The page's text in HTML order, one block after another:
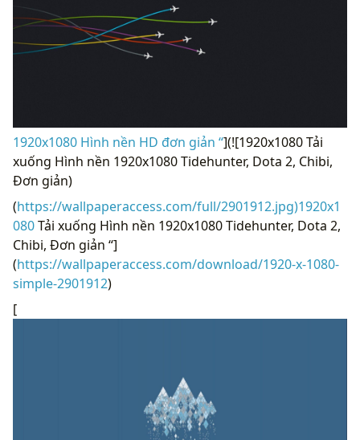
1920x1080 Hình nền HD đơn giản “](![1920x1080 Tải
xuống Hình nền 1920x1080 Tidehunter, Dota 2, Chibi,
Đơn giản)
(https://wallpaperaccess.com/full/2901912.jpg)1920x1
080Tải xuống Hình nền 1920x1080 Tidehunter, Dota 2,
Chibi, Đơn giản “]
(https://wallpaperaccess.com/download/1920-x-1080-
simple-2901912)
[